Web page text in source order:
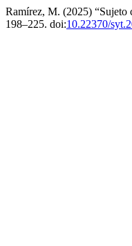
Ramírez, M. (2025) “Sujeto
198–225. doi:10.22370/